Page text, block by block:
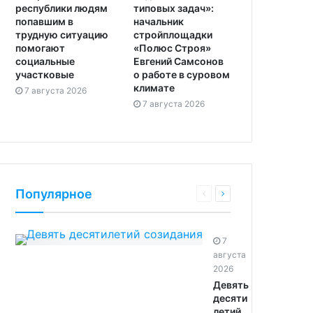
республики людям
попавшим в
трудную ситуацию
помогают
социальные
участковые
7 августа 2026
типовых задач»:
начальник
стройплощадки
«Полюс Строя»
Евгений Самсонов
о работе в суровом
климате
7 августа 2026
Популярное
7
августа
2026
Девять
десяти